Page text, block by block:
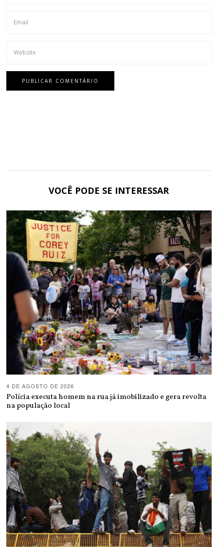
VOCÊ PODE SE INTERESSAR
4 DE AGOSTO DE 2026
Polícia executa homem na rua já imobilizado e gera revolta
na população local